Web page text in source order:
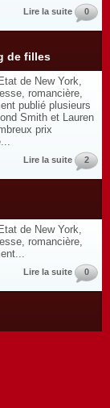
Lire la suite 0
de filles
de New York,
romancière,
publié plusieurs
Smith et Lauren
prix
Lire la suite 2
de New York,
romancière,
Lire la suite 0